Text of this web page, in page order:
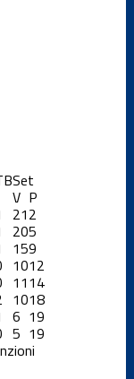
Set
V P
212
205
159
1012
1114
1018
6 19
5 19